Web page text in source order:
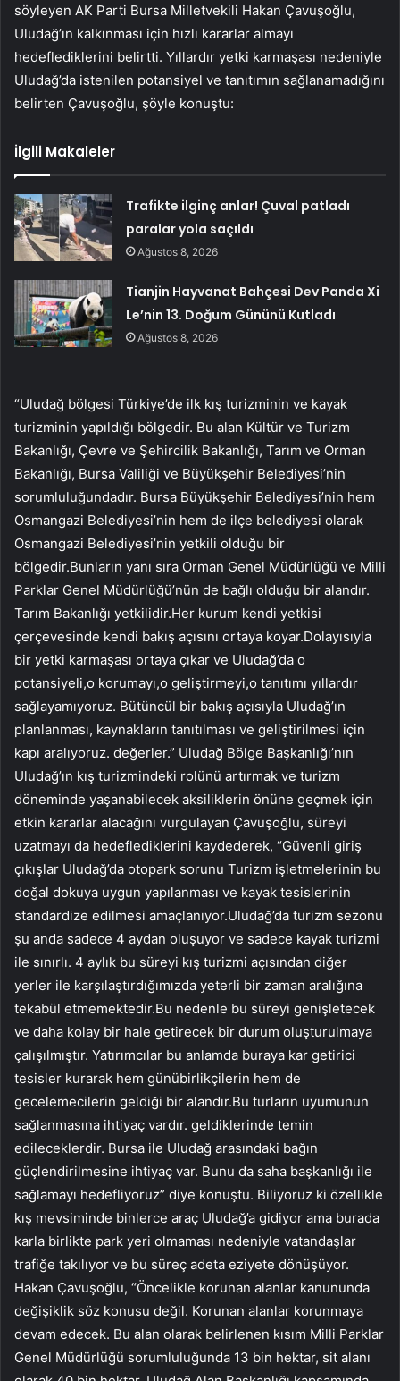
söyleyen AK Parti Bursa Milletvekili Hakan Çavuşoğlu,
Uludağ’ın kalkınması için hızlı kararlar almayı
hedeflediklerini belirtti. Yıllardır yetki karmaşası nedeniyle
Uludağ’da istenilen potansiyel ve tanıtımın sağlanamadığını
belirten Çavuşoğlu, şöyle konuştu:
İlgili Makaleler
Trafikte ilginç anlar! Çuval patladı
paralar yola saçıldı
Ağustos 8, 2026
Tianjin Hayvanat Bahçesi Dev Panda Xi
Le’nin 13. Doğum Gününü Kutladı
Ağustos 8, 2026
“Uludağ bölgesi Türkiye’de ilk kış turizminin ve kayak
turizminin yapıldığı bölgedir. Bu alan Kültür ve Turizm
Bakanlığı, Çevre ve Şehircilik Bakanlığı, Tarım ve Orman
Bakanlığı, Bursa Valiliği ve Büyükşehir Belediyesi’nin
sorumluluğundadır. Bursa Büyükşehir Belediyesi’nin hem
Osmangazi Belediyesi’nin hem de ilçe belediyesi olarak
Osmangazi Belediyesi’nin yetkili olduğu bir
bölgedir.Bunların yanı sıra Orman Genel Müdürlüğü ve Milli
Parklar Genel Müdürlüğü’nün de bağlı olduğu bir alandır.
Tarım Bakanlığı yetkilidir.Her kurum kendi yetkisi
çerçevesinde kendi bakış açısını ortaya koyar.Dolayısıyla
bir yetki karmaşası ortaya çıkar ve Uludağ’da o
potansiyeli,o korumayı,o geliştirmeyi,o tanıtımı yıllardır
sağlayamıyoruz. Bütüncül bir bakış açısıyla Uludağ’ın
planlanması, kaynakların tanıtılması ve geliştirilmesi için
kapı aralıyoruz. değerler.” Uludağ Bölge Başkanlığı’nın
Uludağ’ın kış turizmindeki rolünü artırmak ve turizm
döneminde yaşanabilecek aksiliklerin önüne geçmek için
etkin kararlar alacağını vurgulayan Çavuşoğlu, süreyi
uzatmayı da hedeflediklerini kaydederek, “Güvenli giriş
çıkışlar Uludağ’da otopark sorunu Turizm işletmelerinin bu
doğal dokuya uygun yapılanması ve kayak tesislerinin
standardize edilmesi amaçlanıyor.Uludağ’da turizm sezonu
şu anda sadece 4 aydan oluşuyor ve sadece kayak turizmi
ile sınırlı. 4 aylık bu süreyi kış turizmi açısından diğer
yerler ile karşılaştırdığımızda yeterli bir zaman aralığına
tekabül etmemektedir.Bu nedenle bu süreyi genişletecek
ve daha kolay bir hale getirecek bir durum oluşturulmaya
çalışılmıştır. Yatırımcılar bu anlamda buraya kar getirici
tesisler kurarak hem günübirlikçilerin hem de
gecelemecilerin geldiği bir alandır.Bu turların uyumunun
sağlanmasına ihtiyaç vardır. geldiklerinde temin
edileceklerdir. Bursa ile Uludağ arasındaki bağın
güçlendirilmesine ihtiyaç var. Bunu da saha başkanlığı ile
sağlamayı hedefliyoruz” diye konuştu. Biliyoruz ki özellikle
kış mevsiminde binlerce araç Uludağ’a gidiyor ama burada
karla birlikte park yeri olmaması nedeniyle vatandaşlar
trafiğe takılıyor ve bu süreç adeta eziyete dönüşüyor.
Hakan Çavuşoğlu, “Öncelikle korunan alanlar kanununda
değişiklik söz konusu değil. Korunan alanlar korunmaya
devam edecek. Bu alan olarak belirlenen kısım Milli Parklar
Genel Müdürlüğü sorumluluğunda 13 bin hektar, sit alanı